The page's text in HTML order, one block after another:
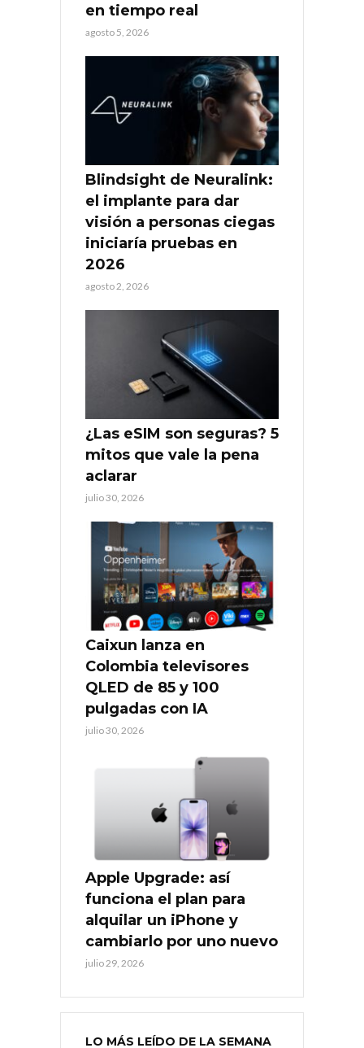
en tiempo real
agosto 5, 2026
Blindsight de Neuralink:
el implante para dar
visión a personas ciegas
iniciaría pruebas en
2026
agosto 2, 2026
¿Las eSIM son seguras? 5
mitos que vale la pena
aclarar
julio 30, 2026
Caixun lanza en
Colombia televisores
QLED de 85 y 100
pulgadas con IA
julio 30, 2026
Apple Upgrade: así
funciona el plan para
alquilar un iPhone y
cambiarlo por uno nuevo
julio 29, 2026
LO MÁS LEÍDO DE LA SEMANA